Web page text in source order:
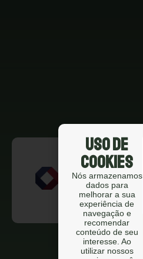
Uso de
Cookies
Nós armazenamos
dados para
melhorar a sua
experiência de
navegação e
recomendar
conteúdo de seu
interesse. Ao
utilizar nossos